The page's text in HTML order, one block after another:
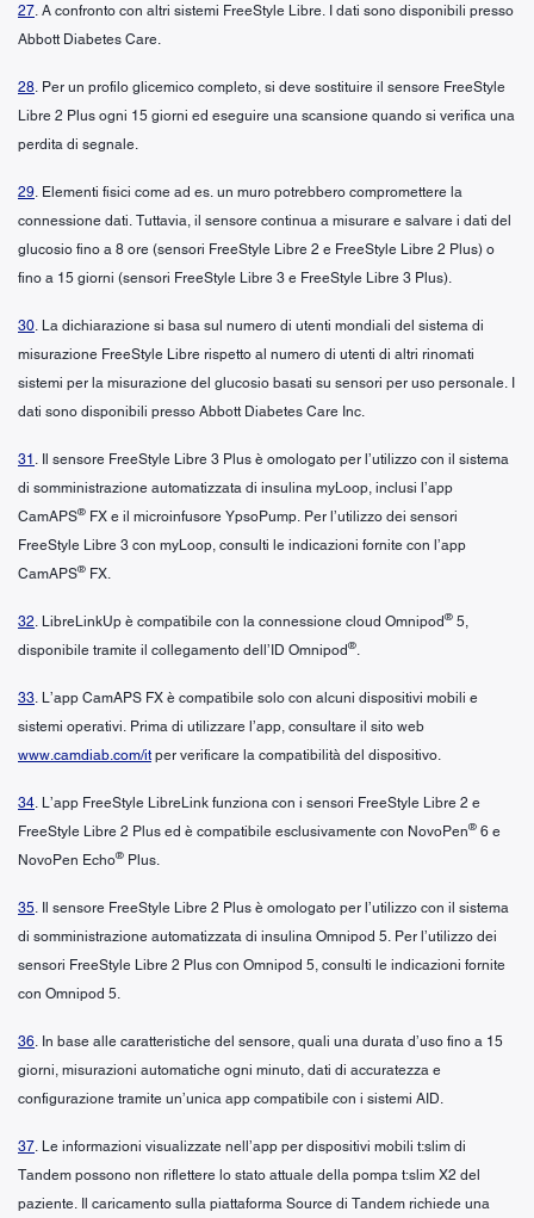
27. A confronto con altri sistemi FreeStyle Libre. I dati sono disponibili presso
Abbott Diabetes Care.
28. Per un profilo glicemico completo, si deve sostituire il sensore FreeStyle
Libre 2 Plus ogni 15 giorni ed eseguire una scansione quando si verifica una
perdita di segnale.
29. Elementi fisici come ad es. un muro potrebbero compromettere la
connessione dati. Tuttavia, il sensore continua a misurare e salvare i dati del
glucosio fino a 8 ore (sensori FreeStyle Libre 2 e FreeStyle Libre 2 Plus) o
fino a 15 giorni (sensori FreeStyle Libre 3 e FreeStyle Libre 3 Plus).
30. La dichiarazione si basa sul numero di utenti mondiali del sistema di
misurazione FreeStyle Libre rispetto al numero di utenti di altri rinomati
sistemi per la misurazione del glucosio basati su sensori per uso personale. I
dati sono disponibili presso Abbott Diabetes Care Inc.
31 . Il sensore FreeStyle Libre 3 Plus è omologato per l’utilizzo con il sistema
di somministrazione automatizzata di insulina myLoop, inclusi l’app
CamAPS® FX e il microinfusore YpsoPump. Per l’utilizzo dei sensori
FreeStyle Libre 3 con myLoop, consulti le indicazioni fornite con l’app
CamAPS® FX.
32. LibreLinkUp è compatibile con la connessione cloud Omnipod® 5,
disponibile tramite il collegamento dell’ID Omnipod®.
33. L’app CamAPS FX è compatibile solo con alcuni dispositivi mobili e
sistemi operativi. Prima di utilizzare l’app, consultare il sito web
www.camdiab.com/it per verificare la compatibilità del dispositivo.
34. L’app FreeStyle LibreLink funziona con i sensori FreeStyle Libre 2 e
FreeStyle Libre 2 Plus ed è compatibile esclusivamente con NovoPen® 6 e
NovoPen Echo® Plus.
35. Il sensore FreeStyle Libre 2 Plus è omologato per l’utilizzo con il sistema
di somministrazione automatizzata di insulina Omnipod 5. Per l’utilizzo dei
sensori FreeStyle Libre 2 Plus con Omnipod 5, consulti le indicazioni fornite
con Omnipod 5.
36. In base alle caratteristiche del sensore, quali una durata d’uso fino a 15
giorni, misurazioni automatiche ogni minuto, dati di accuratezza e
configurazione tramite un’unica app compatibile con i sistemi AID.
37. Le informazioni visualizzate nell’app per dispositivi mobili t:slim di
Tandem possono non riflettere lo stato attuale della pompa t:slim X2 del
paziente. Il caricamento sulla piattaforma Source di Tandem richiede una